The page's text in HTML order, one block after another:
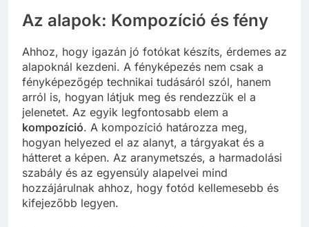
Az alapok: Kompozíció és fény
Ahhoz, hogy igazán jó fotókat készíts, érdemes az
alapoknál kezdeni. A fényképezés nem csak a
fényképezőgép technikai tudásáról szól, hanem
arról is, hogyan látjuk meg és rendezzük el a
jelenetet. Az egyik legfontosabb elem a
kompozíció. A kompozíció határozza meg,
hogyan helyezed el az alanyt, a tárgyakat és a
hátteret a képen. Az aranymetszés, a harmadolási
szabály és az egyensúly alapelvei mind
hozzájárulnak ahhoz, hogy fotód kellemesebb és
kifejezőbb legyen.